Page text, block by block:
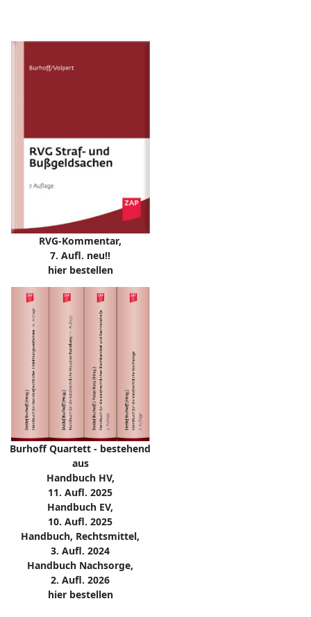
RVG-Kommentar,
7. Aufl. neu!!
hier bestellen
Burhoff Quartett - bestehend
aus
Handbuch HV,
11. Aufl. 2025
Handbuch EV,
10. Aufl. 2025
Handbuch, Rechtsmittel,
3. Aufl. 2024
Handbuch Nachsorge,
2. Aufl. 2026
hier bestellen